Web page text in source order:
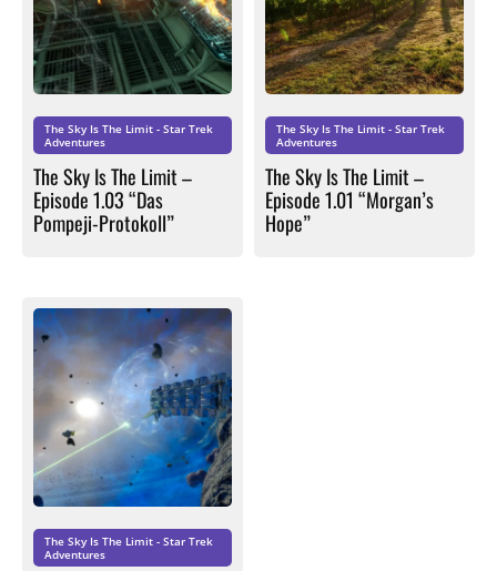
The Sky Is The Limit - Star Trek
Adventures
The Sky Is The Limit –
Episode 1.03 “Das
Pompeji-Protokoll”
The Sky Is The Limit - Star Trek
Adventures
The Sky Is The Limit –
Episode 1.01 “Morgan’s
Hope”
The Sky Is The Limit - Star Trek
Adventures